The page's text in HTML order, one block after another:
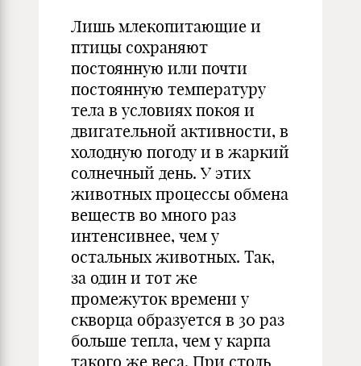
Лишь млекопитающие и
птицы сохраняют
постоянную или почти
постоянную температуру
тела в условиях покоя и
двигательной активности, в
холодную погоду и в жаркий
солнечный день. У этих
животных процессы обмена
веществ во много раз
интенсивнее, чем у
остальных животных. Так,
за один и тот же
промежуток времени у
скворца образуется в 30 раз
больше тепла, чем у карпа
такого же веса. При столь